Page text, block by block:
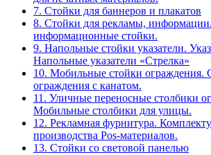
7. Стойки для баннеров и плакатов
8. Стойки для рекламы,
информационные стойки.
9. Напольные стойки указатели.
Напольные указатели «Стрелка»
10. Мобильные стойки ограждения.
ограждения с канатом.
11. Уличные переносные столбики
Мобильные столбики для улицы.
12. Рекламная фурнитура.
производства Pos-материалов.
13. Стойки со световой панелью